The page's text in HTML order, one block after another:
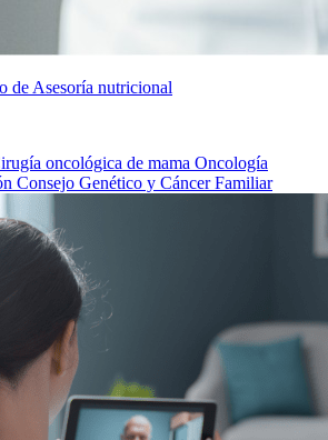
de Asesoría nutricional
oncológica de mama Oncología
Consejo Genético y Cáncer Familiar